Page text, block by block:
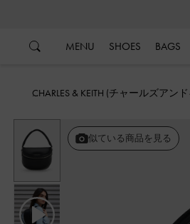
MENU SHOES BAGS
CHARLES & KEITH (チャールズアン
戻る 似ている商品を見る